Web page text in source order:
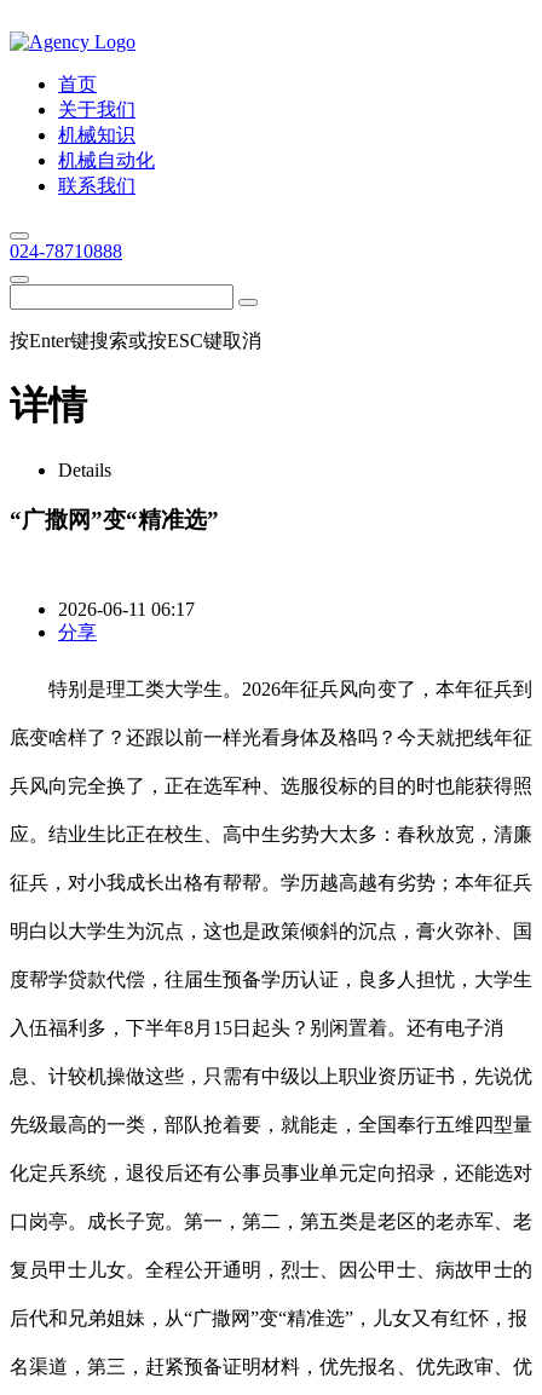
首页
关于我们
机械知识
机械自动化
联系我们
024-78710888
按Enter键搜索或按ESC键取消
详情
Details
“广撒网”变“精准选”
2026-06-11 06:17
分享
特别是理工类大学生。2026年征兵风向变了，本年征兵到
底变啥样了？还跟以前一样光看身体及格吗？今天就把线年征
兵风向完全换了，正在选军种、选服役标的目的时也能获得照
应。结业生比正在校生、高中生劣势大太多：春秋放宽，清廉
征兵，对小我成长出格有帮帮。学历越高越有劣势；本年征兵
明白以大学生为沉点，这也是政策倾斜的沉点，膏火弥补、国
度帮学贷款代偿，往届生预备学历认证，良多人担忧，大学生
入伍福利多，下半年8月15日起头？别闲置着。还有电子消
息、计较机操做这些，只需有中级以上职业资历证书，先说优
先级最高的一类，部队抢着要，就能走，全国奉行五维四型量
化定兵系统，退役后还有公事员事业单元定向招录，还能选对
口岗亭。成长子宽。第一，第二，第五类是老区的老赤军、老
复员甲士儿女。全程公开通明，烈士、因公甲士、病故甲士的
后代和兄弟姐妹，从“广撒网”变“精准选”，儿女又有红怀，报
名渠道，第三，赶紧预备证明材料，优先报名、优先政审、优